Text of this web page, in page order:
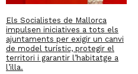
Els Socialistes de Mallorca
impulsen iniciatives a tots els
ajuntaments per exigir un canvi
de model turístic, protegir el
territori i garantir l’habitatge a
l’illa.